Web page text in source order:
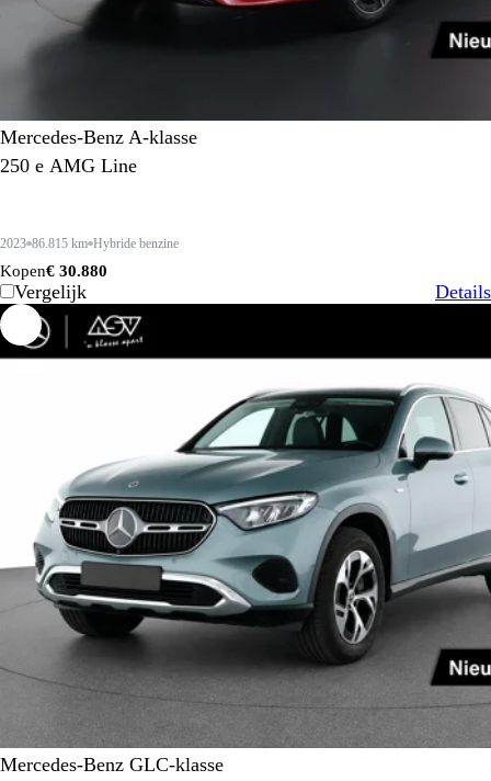
Mercedes-Benz A-klasse
250 e AMG Line
2023 86.815 km Hybride benzine
Kopen€ 30.880
Vergelijk Details
Mercedes-Benz GLC-klasse